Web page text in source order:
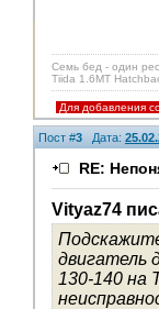
Семь бед - один
Tiida 1.6MT
Для добавления
Пост #3 Дата:
RE:
Vityaz74
двигатель
130-140 на